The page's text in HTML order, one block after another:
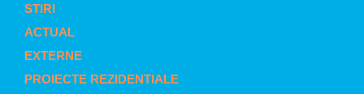
STIRI
ACTUAL
EXTERNE
PROIECTE REZIDENTIALE